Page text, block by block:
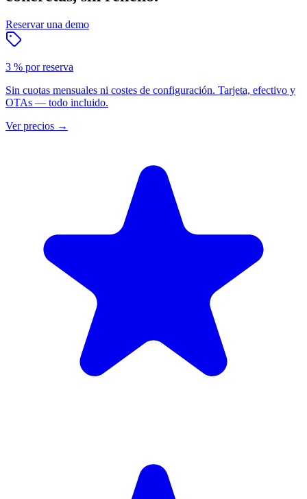
Reservar una demo
3 % por reserva
Sin cuotas mensuales ni costes de configuración. Tarjeta, efectivo y
OTAs — todo incluido.
Ver precios →